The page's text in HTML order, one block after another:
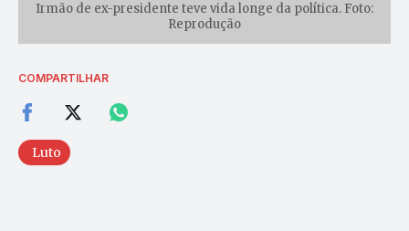
Irmão de ex-presidente teve vida longe da política. Foto:
Reprodução
COMPARTILHAR
Luto